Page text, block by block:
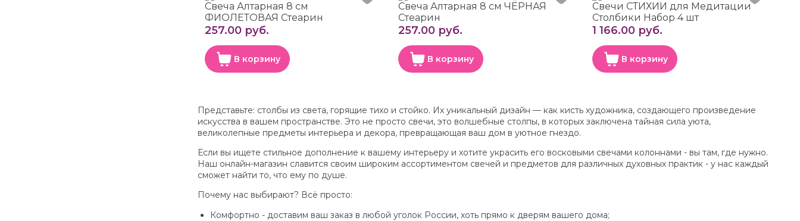
Свеча Алтарная 8 см
ФИОЛЕТОВАЯ Стеарин
257.00 руб.
В корзину
Свеча Алтарная 8 см ЧЁРНАЯ
Стеарин
257.00 руб.
В корзину
Свечи СТИХИИ для Медитации
Столбики Набор 4 шт
1 166.00 руб.
В корзину
Представьте: столбы из света, горящие тихо и стойко. Их уникальный дизайн — как кисть художника, создающего произведение
искусства в вашем пространстве. Это не просто свечи, это волшебные столпы, в которых заключена тайная сила уюта,
великолепные предметы интерьера и декора, превращающая ваш дом в уютное гнездо.
Если вы ищете стильное дополнение к вашему интерьеру и хотите украсить его восковыми свечами колоннами - вы там, где нужно.
Наш онлайн-магазин славится своим широким ассортиментом свечей и предметов для различных духовных практик - у нас каждый
сможет найти то, что ему по душе.
Почему нас выбирают? Всё просто:
Комфортно - доставим ваш заказ в любой уголок России, хоть прямо к дверям вашего дома;